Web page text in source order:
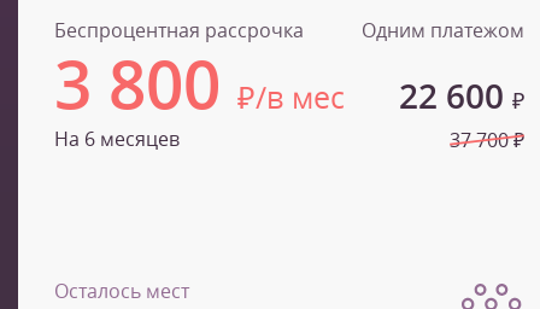
Беспроцентная рассрочка
3 800 ₽/в мес
На 6 месяцев
Одним платежом
22 600 ₽
37 700 ₽
Осталось мест